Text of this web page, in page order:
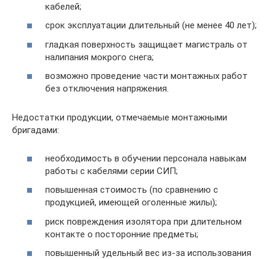
кабелей;
срок эксплуатации длительный (не менее 40 лет);
гладкая поверхность защищает магистраль от
налипания мокрого снега;
возможно проведение части монтажных работ
без отключения напряжения.
Недостатки продукции, отмечаемые монтажными
бригадами:
необходимость в обучении персонала навыкам
работы с кабелями серии СИП;
повышенная стоимость (по сравнению с
продукцией, имеющей оголенные жилы);
риск повреждения изолятора при длительном
контакте о посторонние предметы;
повышенный удельный вес из-за использования